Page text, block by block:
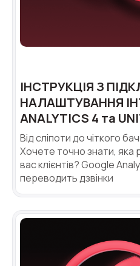
ІНСТРУКЦІЯ З
НАЛАШТУВАННЯ
ANALYTICS 4 та
Від сліпоти до чіткого
Хочете точно знати, яка
вас клієнтів? Google
переводить дзвінки
Написати
Ім'я
Замовити дзвінок
Ваше ім'я
Замовити
Ваше ім'я
Замовити Тест
Ваше ім'я
Потрібна
допомога
з вибором?